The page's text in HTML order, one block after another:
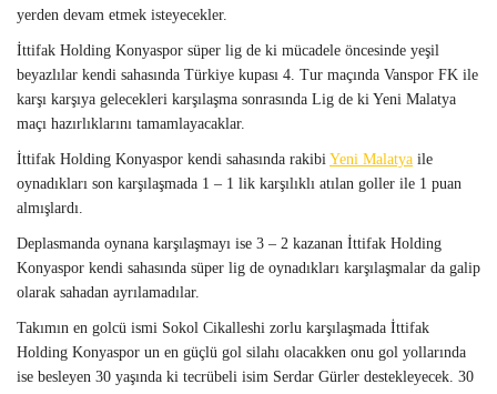
yerden devam etmek isteyecekler.
İttifak Holding Konyaspor süper lig de ki mücadele öncesinde yeşil
beyazlılar kendi sahasında Türkiye kupası 4. Tur maçında Vanspor FK ile
karşı karşıya gelecekleri karşılaşma sonrasında Lig de ki Yeni Malatya
maçı hazırlıklarını tamamlayacaklar.
İttifak Holding Konyaspor kendi sahasında rakibi Yeni Malatya ile
oynadıkları son karşılaşmada 1 – 1 lik karşılıklı atılan goller ile 1 puan
almışlardı.
Deplasmanda oynana karşılaşmayı ise 3 – 2 kazanan İttifak Holding
Konyaspor kendi sahasında süper lig de oynadıkları karşılaşmalar da galip
olarak sahadan ayrılamadılar.
Takımın en golcü ismi Sokol Cikalleshi zorlu karşılaşmada İttifak
Holding Konyaspor un en güçlü gol silahı olacakken onu gol yollarında
ise besleyen 30 yaşında ki tecrübeli isim Serdar Gürler destekleyecek. 30